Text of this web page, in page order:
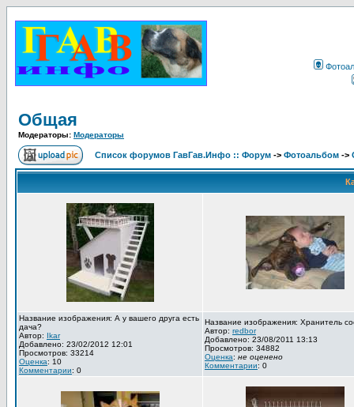
Общая
Модераторы: Модераторы
Список форумов ГавГав.Инфо :: Форум -> Фотоальбом ->
Название изображения: А у вашего друга есть
дача?
Автор: Ikar
Добавлено: 23/02/2012 12:01
Просмотров: 33214
Оценка: 10
Комментарии: 0
Название изображения: Хранитель
Автор: redbor
Добавлено: 23/08/2011 13:13
Просмотров: 34882
Оценка: не оценено
Комментарии: 0